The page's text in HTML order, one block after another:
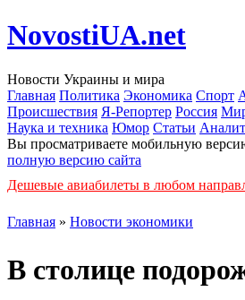
NovostiUA.net
Новости Украины и мира
Главная Политика Экономика Спорт
Происшествия Я-Репортер Россия
Наука и техника Юмор Статьи
Вы просматриваете мобильную
полную версию сайта
Дешевые авиабилеты в любом
Главная » Новости экономики
В столице